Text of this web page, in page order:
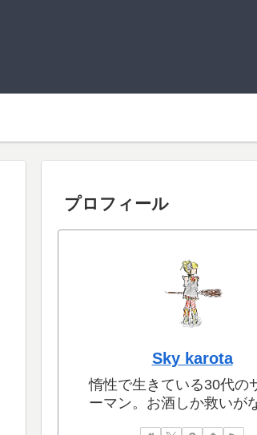
プロフィール
Sky karota
惰性で生きている30代の
ーマン。お酒しか救いが